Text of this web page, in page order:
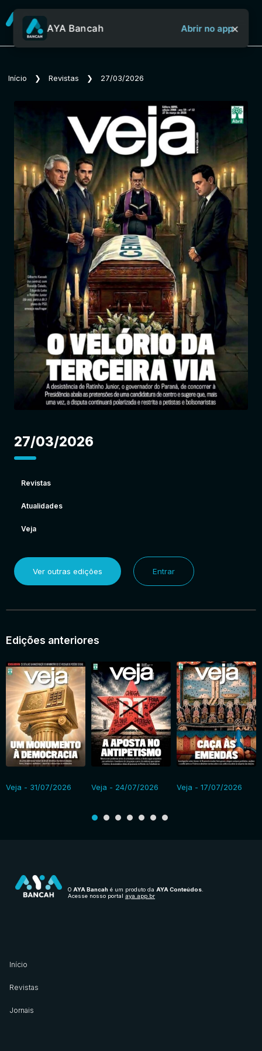
Sobre o Aya Bancah
Início
Revistas
Jornais
Notícias
Entrar
AYA Bancah Abrir no app×
Início ❯ Revistas ❯ 27/03/2026
27/03/2026
Revistas
Atualidades
Veja
Ver outras edições Entrar
Edições anteriores
Veja - 31/07/2026 Veja - 24/07/2026 Veja - 17/07/2026
O AYA Bancah é um produto da AYA Conteúdos
Acesse nosso portal aya.app.br
Início
Revistas
Jornais